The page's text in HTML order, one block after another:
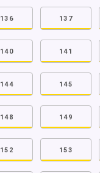
136 137
140 141
144 145
148 149
152 153